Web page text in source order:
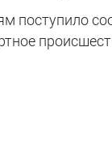
поступило